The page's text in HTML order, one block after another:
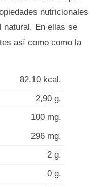
nutricionales
natural. En ellas se
así como como la
82,10 kcal.
2,90 g.
100 mg.
296 mg.
2 g.
0 g.